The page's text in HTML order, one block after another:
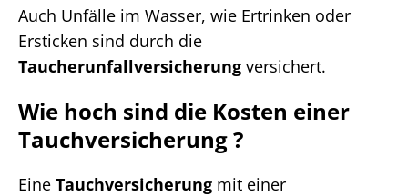
Auch Unfälle im Wasser, wie Ertrinken oder
Ersticken sind durch die
Taucherunfallversicherung versichert.
Wie hoch sind die Kosten einer
Tauchversicherung ?
Eine Tauchversicherung mit einer